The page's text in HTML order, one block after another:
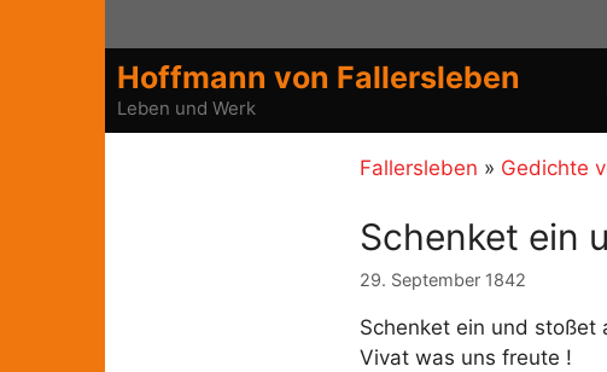
Hoffmann von Fallersleben
Leben und Werk
Fallersleben » Gedichte
Schenket ein
29. September 1842
Schenket ein und stoßet
Vivat was uns freute !